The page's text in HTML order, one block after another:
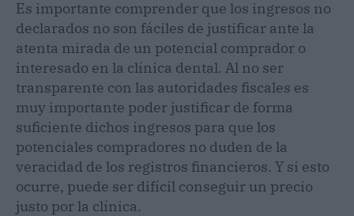
Es importante comprender que los ingresos no
declarados no son fáciles de justificar ante la
atenta mirada de un potencial comprador o
interesado en la clínica dental. Al no ser
transparente con las autoridades fiscales es
muy importante poder justificar de forma
suficiente dichos ingresos para que los
potenciales compradores no duden de la
veracidad de los registros financieros. Y si esto
ocurre, puede ser difícil conseguir un precio
justo por la clínica.